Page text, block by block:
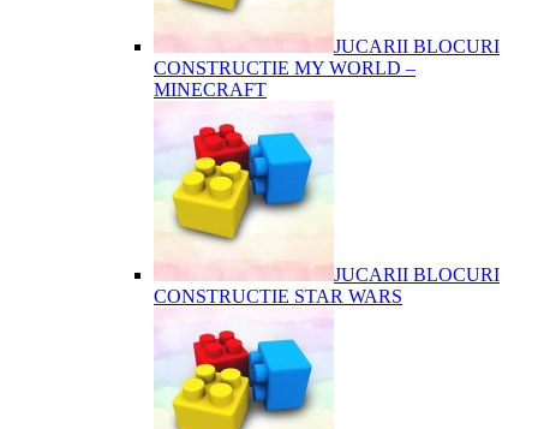
JUCARII BLOCURI
CONSTRUCTIE MY WORLD –
MINECRAFT
JUCARII BLOCURI
CONSTRUCTIE STAR WARS